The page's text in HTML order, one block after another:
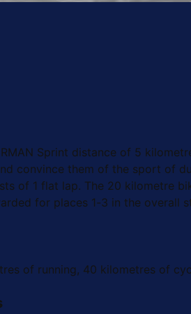
Sprint distance of 5
convince them of the sport of
of 1 flat lap. The 20 kilometre
for places 1-3 in the overall
of running, 40 kilometres of